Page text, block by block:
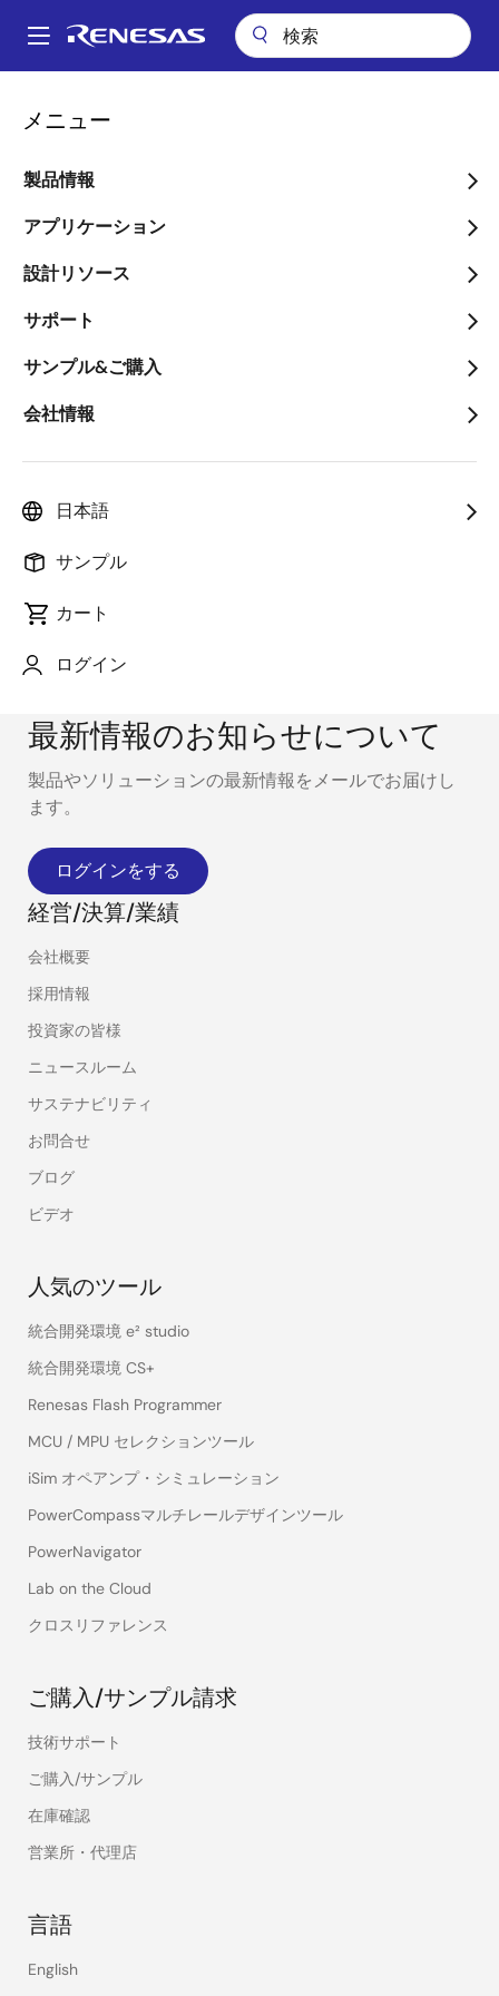
ン
Main
メニュー
製品情報
アプリケーション
設計リソース
サポート
サンプル&ご購入
会社情報
日本語
サンプル
カート
ログイン
パ
ン
く
ず
Armadillo-810とPUX製ソフトセンサーによるナンバープレート認識デ
Armadillo-810とPUX製ソ
フトセンサーによるナンバ
ープレート認識デモ
2017年12月16日
このビデオについて
最新情報のお知らせについて
製品やソリューションの最新情報をメールでお届けし
ます。
ログインをする
経営/決算/業績
会社概要
採用情報
投資家の皆様
ニュースルーム
サステナビリティ
お問合せ
ブログ
ビデオ
人気のツール
統合開発環境 e² studio
統合開発環境 CS+
Renesas Flash Programmer
MCU / MPU セレクションツール
iSim オペアンプ・シミュレーション
PowerCompassマルチレールデザインツール
PowerNavigator
Lab on the Cloud
クロスリファレンス
ご購入/サンプル請求
技術サポート
ご購入/サンプル
在庫確認
営業所・代理店
言語
English